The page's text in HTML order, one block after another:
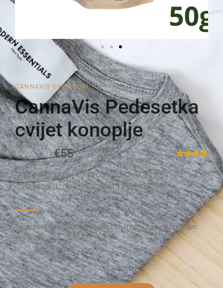
CANNAVIS CVIJETOVI
CannaVis Pedesetka
cvijet konoplje
€79 €55
Naš najpopularniji proizvod. Svi cvijetovi su
savršeno uzgojeni, osušeni i skladišteni.
Opskrbi se najboljim cvijetovima na tržištu po najpovoljnijim
cijenama